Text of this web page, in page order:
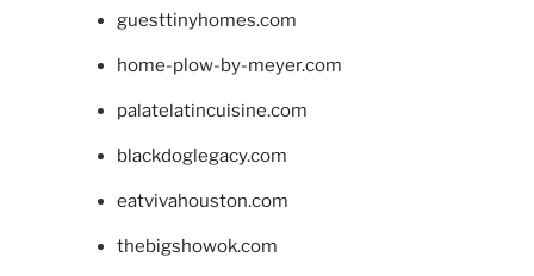
guesttinyhomes.com
home-plow-by-meyer.com
palatelatincuisine.com
blackdoglegacy.com
eatvivahouston.com
thebigshowok.com